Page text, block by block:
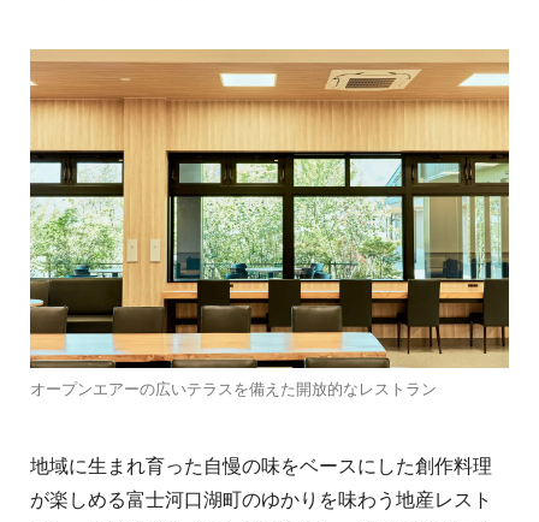
オープンエアーの広いテラスを備えた開放的なレストラン
地域に生まれ育った自慢の味をベースにした創作料理
が楽しめる富士河口湖町のゆかりを味わう地産レスト